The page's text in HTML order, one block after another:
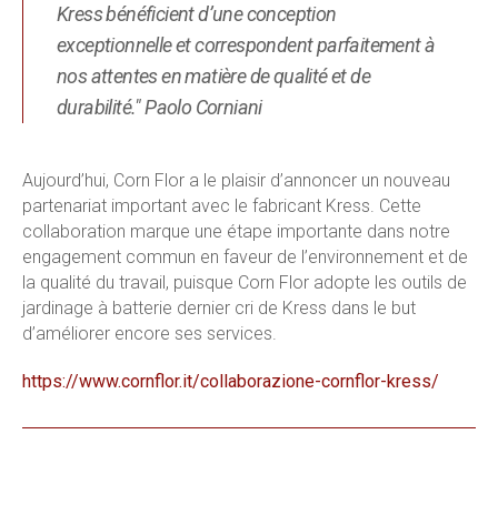
Kress bénéficient d’une conception
exceptionnelle et correspondent parfaitement à
nos attentes en matière de qualité et de
durabilité." Paolo Corniani
Aujourd’hui, Corn Flor a le plaisir d’annoncer un nouveau
partenariat important avec le fabricant Kress. Cette
collaboration marque une étape importante dans notre
engagement commun en faveur de l’environnement et de
la qualité du travail, puisque Corn Flor adopte les outils de
jardinage à batterie dernier cri de Kress dans le but
d’améliorer encore ses services.
https://www.cornflor.it/collaborazione-cornflor-kress/